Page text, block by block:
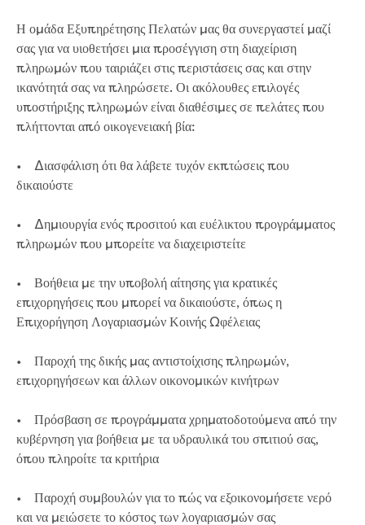
Η ομάδα Εξυπηρέτησης Πελατών μας θα συνεργαστεί μαζί
σας για να υιοθετήσει μια προσέγγιση στη διαχείριση
πληρωμών που ταιριάζει στις περιστάσεις σας και στην
ικανότητά σας να πληρώσετε. Οι ακόλουθες επιλογές
υποστήριξης πληρωμών είναι διαθέσιμες σε πελάτες που
πλήττονται από οικογενειακή βία:
• Διασφάλιση ότι θα λάβετε τυχόν εκπτώσεις που
δικαιούστε
• Δημιουργία ενός προσιτού και ευέλικτου προγράμματος
πληρωμών που μπορείτε να διαχειριστείτε
• Βοήθεια με την υποβολή αίτησης για κρατικές
επιχορηγήσεις που μπορεί να δικαιούστε, όπως η
Επιχορήγηση Λογαριασμών Κοινής Ωφέλειας
• Παροχή της δικής μας αντιστοίχισης πληρωμών,
επιχορηγήσεων και άλλων οικονομικών κινήτρων
• Πρόσβαση σε προγράμματα χρηματοδοτούμενα από την
κυβέρνηση για βοήθεια με τα υδραυλικά του σπιτιού σας,
όπου πληροίτε τα κριτήρια
• Παροχή συμβουλών για το πώς να εξοικονομήσετε νερό
και να μειώσετε το κόστος των λογαριασμών σας